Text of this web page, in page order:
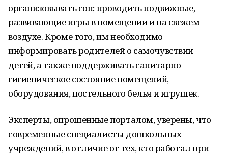
организовывать сон; проводить подвижные,
развивающие игры в помещении и на свежем
воздухе. Кроме того, им необходимо
информировать родителей о самочувствии
детей, а также поддерживать санитарно-
гигиеническое состояние помещений,
оборудования, постельного белья и игрушек.
Эксперты, опрошенные порталом, уверены, что
современные специалисты дошкольных
учреждений, в отличие от тех, кто работал при